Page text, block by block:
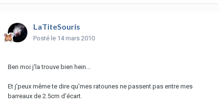
LaTiteSouris
Posté le 14 mars 2010
Ben moi j'la trouve bien hein...
Et j'peux même te dire qu'mes ratounes ne passent pas entre mes
barreaux de 2.5cm d'écart.